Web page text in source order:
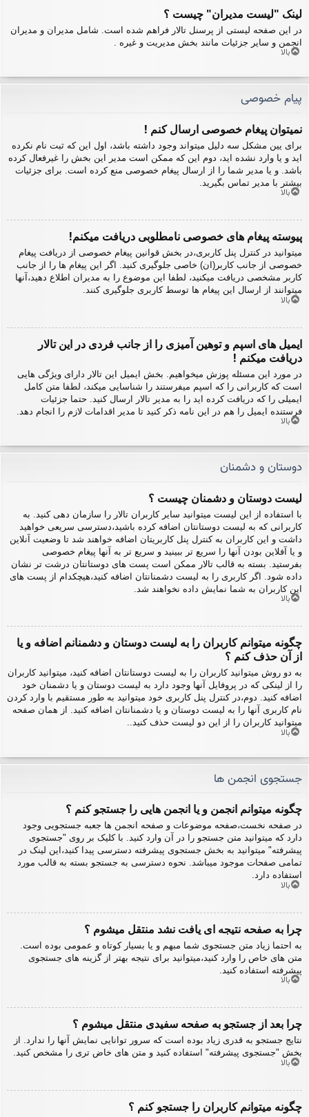
لینک "لیست مدیران" چیست ؟
در این صفحه لیستی از پرسنل تالار فراهم شده است. شامل مدیران و مدیران
انجمن و سایر جزئیات مانند بخش مدیریت و غیره .
بالا
پیام خصوصی
نمیتوان پیغام خصوصی ارسال کنم !
برای یین مشکل سه دلیل میتواند وجود داشته باشد، اول این که ثبت نام نکرده
اید و یا وارد نشده اید، دوم این که ممکن است مدیر این بخش را غیرفعال کرده
باشد. و یا مدیر شما را از ارسال پیغام خصوصی منع کرده است. برای جزئیات
بیشتر با مدیر تماس بگیرید.
بالا
پیوسته پیغام های خصوصی نامطلوبی دریافت میکنم!
میتوانید در کنترل پنل کاربری،در بخش قوانین پیغام خصوصی از دریافت پیغام
خصوصی از جانب کاربر(ان) خاصی جلوگیری کنید. اگر این پیغام ها را از جانب
کاربر مشخصی دریافت میکنید، لطفا این موضوع را به مدیران اطلاع دهید،آنها
میتوانند از ارسال این پیغام ها توسط کاربری جلوگیری کنند.
بالا
ایمیل های اسپم و توهین آمیزی را از جانب فردی در این تالار
دریافت میکنم !
در مورد این مسئله پوزش میخواهیم. بخش ایمیل این تالار دارای ویژگی هایی
است که کاربرانی را که اسپم میفرستند را شناسایی میکند، لطفا متن کامل
ایمیلی را که دریافت کرده اید را به مدیر تالار ارسال کنید. حتما جزئیات
فرستنده ایمیل را هم در این نامه ذکر کنید تا مدیر اقدامات لازم را انجام دهد.
بالا
دوستان و دشمنان
لیست دوستان و دشمنان چیست ؟
با استفاده از این لیست میتوانید سایر کاربران تالار را سازمان دهی کنید. به
کاربرانی که به لیست دوستانتان اضافه کرده باشید،دسترسی سریعی خواهید
داشت و این کاربران به کنترل پنل کاربریتان اضافه خواهند شد تا وضعیت آنلاین
و یا آفلاین بودن آنها را سریع تر ببینید و سریع تر به آنها پیغام خصوصی
بفرستید. بسته به قالب تالار ممکن است پست های دوستانتان درشت تر نشان
داده شود. اگر کاربری را به لیست دشمنانتان اضافه کنید،هیچکدام از پست های
این کاربران به شما نمایش داده نخواهند شد.
بالا
چگونه میتوانم کاربران را به لیست دوستان و دشمنانم اضافه و یا
از آن حذف کنم ؟
به دو روش میتوانید کاربران را به لیست دوستانتان اضافه کنید، میتوانید کاربران
را از لینکی که در پروفایل آنها وجود دارد به لیست دوستان و یا دشمنان خود
اضافه کنید. دوم،در کنترل پنل کاربری خود میتوانید به طور مستقیم با وارد کردن
نام کاربری آنها را به لیست دوستان و یا دشمنانتان اضافه کنید. از همان صفحه
میتوانید کاربران را از این دو لیست حذف کنید..
بالا
جستجوی انجمن ها
چگونه میتوانم انجمن و یا انجمن هایی را جستجو کنم ؟
در صفحه نخست،صفحه موضوعات و صفحه انجمن ها جعبه جستجویی وجود
دارد که میتوانید متن جستجو را در آن وارد کنید. با کلیک بر روی "جستجوی
پیشرفته" میتوانید به بخش جستجوی پیشرفته دسترسی پیدا کنید،این لینک در
تمامی صفحات موجود میباشد. نحوه دسترسی به جستجو بسته به قالب مورد
استفاده دارد.
بالا
چرا به صفحه نتیجه ای یافت نشد منتقل میشوم ؟
به احتما زیاد متن جستجوی شما مبهم و یا بسیار کوتاه و عمومی بوده است.
متن های خاص را وارد کنید،میتوانید برای نتیجه بهتر از گزینه های جستجوی
پیشرفته استفاده کنید.
بالا
چرا بعد از جستجو به صفحه سفیدی منتقل میشوم ؟
نتایج جستجو به قدری زیاد بوده است که سرور توانایی نمایش آنها را ندارد. از
بخش "جستجوی پیشرفته" استفاده کنید و متن های خاض تری را مشخص کنید.
بالا
چگونه میتوانم کاربران را جستجو کنم ؟